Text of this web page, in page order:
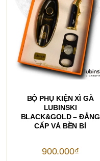
THÊM VÀO GIỎ HÀNG
BỘ PHỤ KIỆN XÌ GÀ
LUBINSKI
BLACK&GOLD – ĐẲNG
CẤP VÀ BỀN BỈ
900.000₫